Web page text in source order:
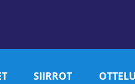
SIIRROT